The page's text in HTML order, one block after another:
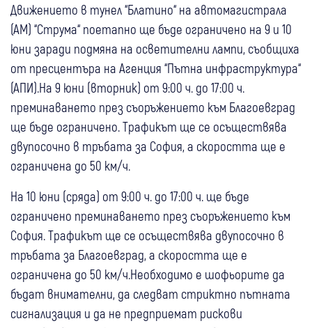
Движението в тунел “Блатино“ на автомагистрала
(АМ) “Струма“ поетапно ще бъде ограничено на 9 и 10
юни заради подмяна на осветителни лампи, съобщиха
от пресцентъра на Агенция “Пътна инфраструктура“
(АПИ).На 9 юни (вторник) от 9:00 ч. до 17:00 ч.
преминаването през съоръжението към Благоевград
ще бъде ограничено. Трафикът ще се осъществява
двупосочно в тръбата за София, а скоростта ще е
ограничена до 50 км/ч.
На 10 юни (сряда) от 9:00 ч. до 17:00 ч. ще бъде
ограничено преминаването през съоръжението към
София. Трафикът ще се осъществява двупосочно в
тръбата за Благоевград, а скоростта ще е
ограничена до 50 км/ч.Необходимо е шофьорите да
бъдат внимателни, да следват стриктно пътната
сигнализация и да не предприемат рискови